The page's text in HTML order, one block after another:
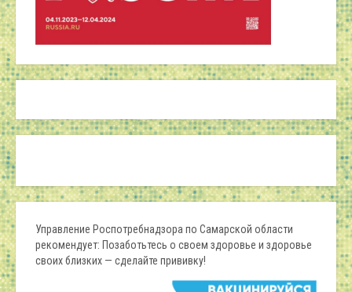
Управление Роспотребнадзора по Самарской области
рекомендует: Позаботьтесь о своем здоровье и здоровье
своих близких — сделайте прививку!